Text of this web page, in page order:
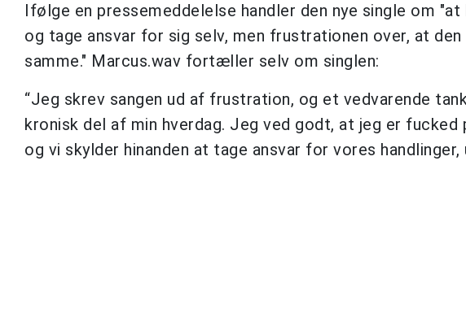
Ifølge en pressemeddelelse handler den nye single om
og tage ansvar for sig selv, men frustrationen over, at
samme." Marcus.wav fortæller selv om singlen:
“Jeg skrev sangen ud af frustration, og et vedvarende
kronisk del af min hverdag. Jeg ved godt, at jeg er
og vi skylder hinanden at tage ansvar for vores